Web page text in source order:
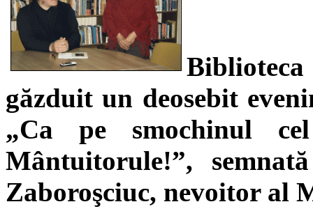
găzduit un deosebit
„Ca pe smochinul
Mântuitorule!”,
Zaboroşciuc, nevoitor al